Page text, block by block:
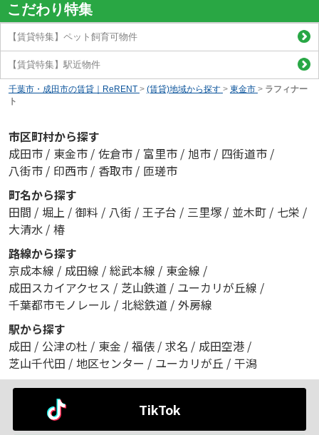
こだわり特集
【賃貸特集】ペット飼育可物件
【賃貸特集】駅近物件
千葉市・成田市の賃貸｜ReRENT > (賃貸)地域から探す > 東金市 > ラフィナー
ト
市区町村から探す
成田市 / 東金市 / 佐倉市 / 富里市 / 旭市 / 四街道市 /
八街市 / 印西市 / 香取市 / 匝瑳市
町名から探す
田間 / 堀上 / 御料 / 八街 / 王子台 / 三里塚 / 並木町 / 七栄 /
大清水 / 椿
路線から探す
京成本線 / 成田線 / 総武本線 / 東金線 /
成田スカイアクセス / 芝山鉄道 / ユーカリが丘線 /
千葉都市モノレール / 北総鉄道 / 外房線
駅から探す
成田 / 公津の杜 / 東金 / 福俵 / 求名 / 成田空港 /
芝山千代田 / 地区センター / ユーカリが丘 / 干潟
TikTok